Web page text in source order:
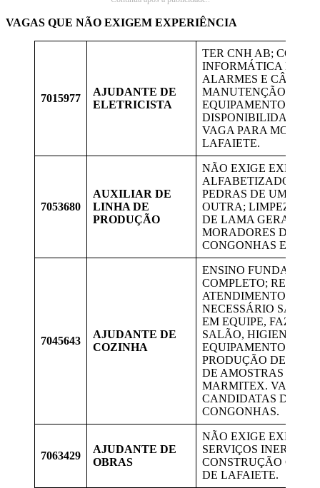
VAGAS QUE NÃO EXIGEM EXPERIÊNCIA
7015977
AJUDANTE DE
ELETRICISTA
TER CNH AB;
INFORMÁTICA
ALARMES E
MANUTENÇÃO NOS
EQUIPAMENTOS DE
DISPONIBILIDADE
VAGA PARA
LAFAIETE.
7053680
AUXILIAR DE
LINHA DE
PRODUÇÃO
NÃO EXIGE
ALFABETIZADO.
PEDRAS DE UMA
OUTRA; LIMPEZA DE
DE LAMA GERADO.
MORADORES DE
CONGONHAS E
7045643
AJUDANTE DE
COZINHA
ENSINO
COMPLETO;
ATENDIMENTO AO
NECESSÁRIO
EM EQUIPE, FAZER
SALÃO, HIGIENE
EQUIPAMENTOS E
PRODUÇÃO DE
DE AMOSTRAS E
MARMITEX. VAGAS
CANDIDATAS DE
CONGONHAS.
7063429
AJUDANTE DE
OBRAS
NÃO EXIGE
SERVIÇOS
CONSTRUÇÃO
DE LAFAIETE.